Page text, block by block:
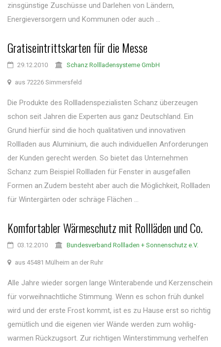
zinsgünstige Zuschüsse und Darlehen von Ländern,
Energieversorgern und Kommunen oder auch ...
Gratiseintrittskarten für die Messe
29.12.2010 Schanz Rollladensysteme GmbH
aus 72226 Simmersfeld
Die Produkte des Rollladenspezialisten Schanz überzeugen
schon seit Jahren die Experten aus ganz Deutschland. Ein
Grund hierfür sind die hoch qualitativen und innovativen
Rollladen aus Aluminium, die auch individuellen Anforderungen
der Kunden gerecht werden. So bietet das Unternehmen
Schanz zum Beispiel Rollladen für Fenster in ausgefallen
Formen an.Zudem besteht aber auch die Möglichkeit, Rollladen
für Wintergärten oder schräge Flächen ...
Komfortabler Wärmeschutz mit Rollläden und Co.
03.12.2010 Bundesverband Rollladen + Sonnenschutz e.V.
aus 45481 Mülheim an der Ruhr
Alle Jahre wieder sorgen lange Winterabende und Kerzenschein
für vorweihnachtliche Stimmung. Wenn es schon früh dunkel
wird und der erste Frost kommt, ist es zu Hause erst so richtig
gemütlich und die eigenen vier Wände werden zum wohlig-
warmen Rückzugsort. Zur richtigen Winterstimmung verhelfen